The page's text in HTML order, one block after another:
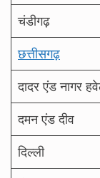
चंडीगढ़
छत्तीसगढ़
दादर एंड नागर
दमन एंड दीव
दिल्ली